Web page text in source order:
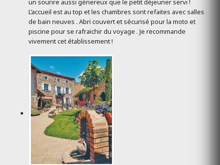
un sourire aussi génereux que le petit déjeuner servi !
L’accueil est au top et les chambres sont refaites avec salles
de bain neuves . Abri couvert et sécurisé pour la moto et
piscine pour se rafraichir du voyage . Je recommande
vivement cet établissement !